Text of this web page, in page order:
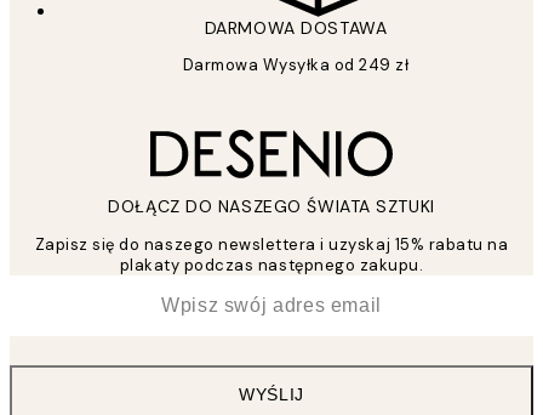
DARMOWA DOSTAWA
Darmowa Wysyłka od 249 zł
DOŁĄCZ DO NASZEGO ŚWIATA SZTUKI
Zapisz się do naszego newslettera i uzyskaj 15% rabatu na
plakaty podczas następnego zakupu.
WYŚLIJ